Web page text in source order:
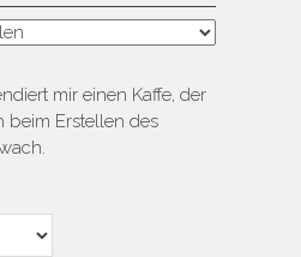
mir einen Kaffe, der
beim Erstellen des